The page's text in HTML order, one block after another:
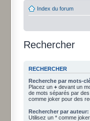
Index du forum
Rechercher
RECHERCHER
Recherche par mots-
Placez un + devant un
de mots séparés par des
comme joker pour des
Rechercher par auteur:
Utilisez un * comme